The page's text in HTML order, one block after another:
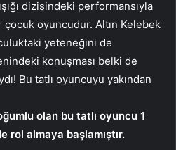
dizisindeki performansıyla
oyuncudur. Altın Kelebek
yeteneğini de
konuşması belki de
Bu tatlı oyuncuyu yakından
olan bu tatlı oyuncu 1
rol almaya başlamıştır.